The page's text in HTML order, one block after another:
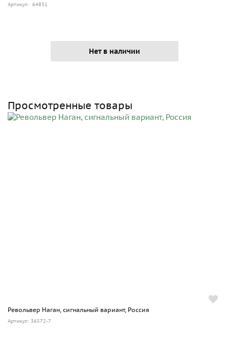
Артикул: 64831
Нет в наличии
Просмотренные товары
Револьвер Наган, сигнальный вариант, Россия
Артикул: 36572-7